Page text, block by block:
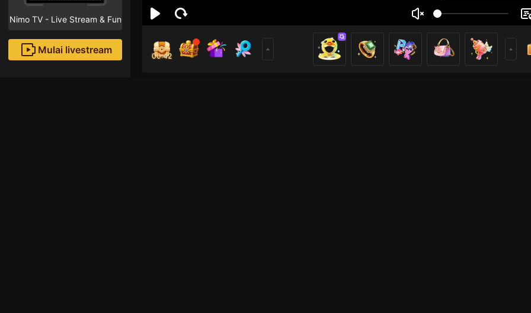
Nimo TV - Live Stream & Fun
Mulai livestream
00:41